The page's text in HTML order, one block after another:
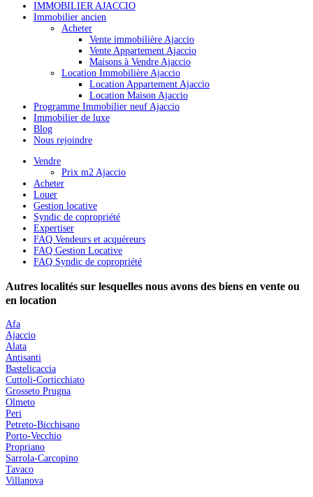
IMMOBILIER AJACCIO
Immobilier ancien
Acheter
Vente immobilière Ajaccio
Vente Appartement Ajaccio
Maisons à Vendre Ajaccio
Location Immobilière Ajaccio
Location Appartement Ajaccio
Location Maison Ajaccio
Programme Immobilier neuf Ajaccio
Immobilier de luxe
Blog
Nous rejoindre
Vendre
Prix m2 Ajaccio
Acheter
Louer
Gestion locative
Syndic de copropriété
Expertiser
FAQ Vendeurs et acquéreurs
FAQ Gestion Locative
FAQ Syndic de copropriété
Autres localités sur lesquelles nous avons des biens en vente ou
en location
Afa
Ajaccio
Alata
Antisanti
Bastelicaccia
Cuttoli-Corticchiato
Grosseto Prugna
Olmeto
Peri
Petreto-Bicchisano
Porto-Vecchio
Propriano
Sarrola-Carcopino
Tavaco
Villanova